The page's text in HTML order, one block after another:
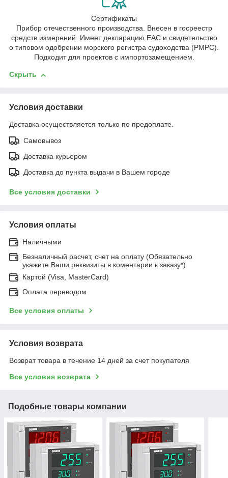
Сертификаты
Прибор отечественного производства. Внесен в госреестр
средств измерений. Имеет декларацию ЕАС и свидетельство
о типовом одобрении морского регистра судоходства (РМРС).
Подходит для проектов с импортозамещением.
Скрыть
Условия доставки
Доставка осуществляется только по предоплате.
Самовывоз
Доставка курьером
Доставка до пункта выдачи в Вашем городе
Все условия доставки
Условия оплаты
Наличными
Безналичный расчет, счет на оплату (Обязательно
укажите Ваши реквизиты в коментарии к заказу*)
Картой (Visa, MasterCard)
Оплата переводом
Все условия оплаты
Условия возврата
Возврат товара в течение 14 дней за счет покупателя
Все условия возврата
Подобные товары компании